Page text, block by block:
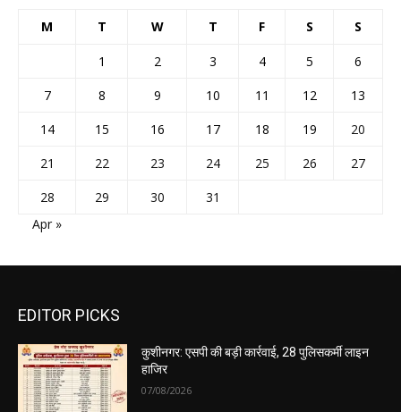
M T W T F S S
1 2 3 4 5
6
7
8 9 10 11 12
13
14
15 16 17 18 19
20
21
22 23 24 25 26
27
28
29 30
31
Apr »
EDITOR PICKS
कुशीनगर: एसपी की बड़ी कार्रवाई, 28 पुलिसकर्मी लाइन
हाजिर
07/08/2026